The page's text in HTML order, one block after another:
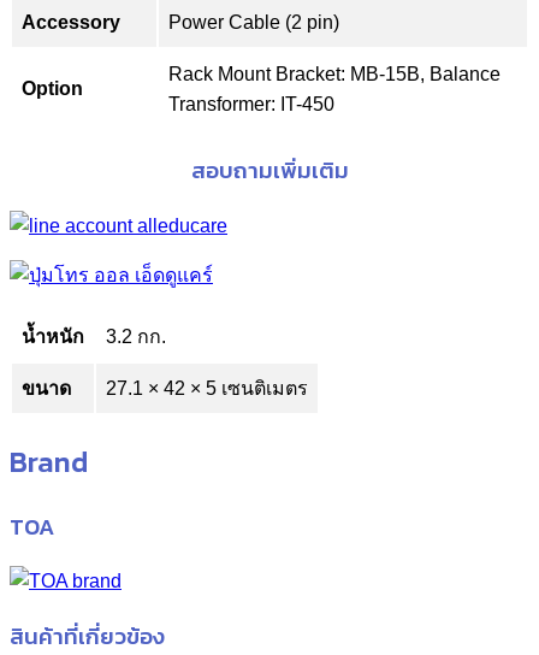
Accessory Power Cable (2 pin)
Option
Rack Mount Bracket: MB-15B, Balance
Transformer: IT-450
สอบถามเพิ่มเติม
น้ำหนัก 3.2 กก.
ขนาด 27.1 × 42 × 5 เซนติเมตร
Brand
TOA
สินค้าที่เกี่ยวข้อง